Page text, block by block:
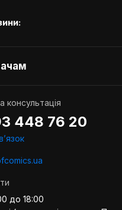
консультація
448 76 20
до 18:00